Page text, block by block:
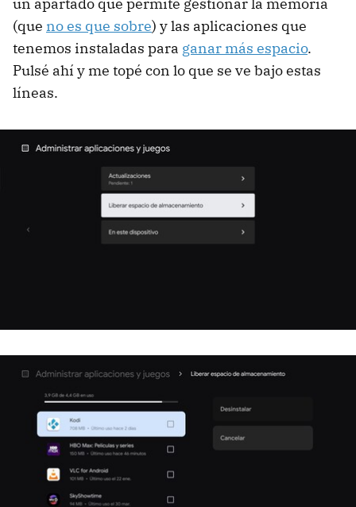
(que no es que sobre) y las aplicaciones que
tenemos instaladas para ganar más espacio.
Pulsé ahí y me topé con lo que se ve bajo estas
líneas.